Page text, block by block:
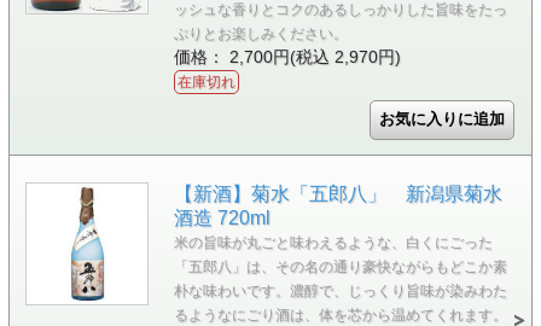
ッシュな香りとコクのあるしっかりした旨味をたっ
ぷりとお楽しみください。
価格： 2,700円(税込 2,970円)
在庫切れ
【新酒】菊水「五郎八」 新潟県菊水
酒造 720ml
米の旨味が丸ごと味わえるような、白くにごった
「五郎八」は、その名の通り豪快ながらもどこか素
朴な味わいです。濃醇で、じっくり旨味が染みわた
るようなにごり酒は、体を芯から温めてくれます。